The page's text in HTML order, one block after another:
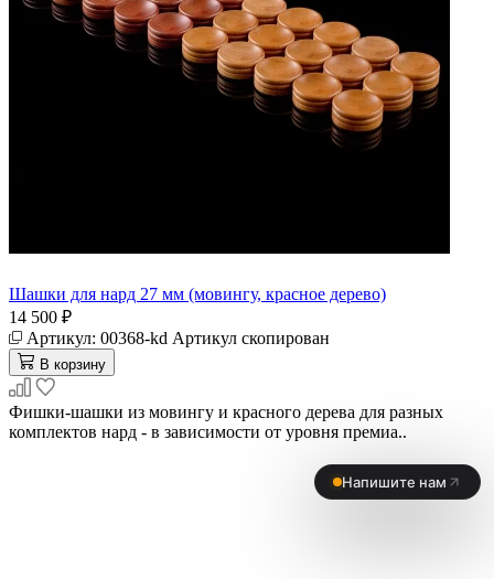
Шашки для нард 27 мм (мовингу, красное дерево)
14 500 ₽
Артикул: 00368-kd Артикул скопирован
В корзину
Фишки-шашки из мовингу и красного дерева для разных
комплектов нард - в зависимости от уровня премиа..